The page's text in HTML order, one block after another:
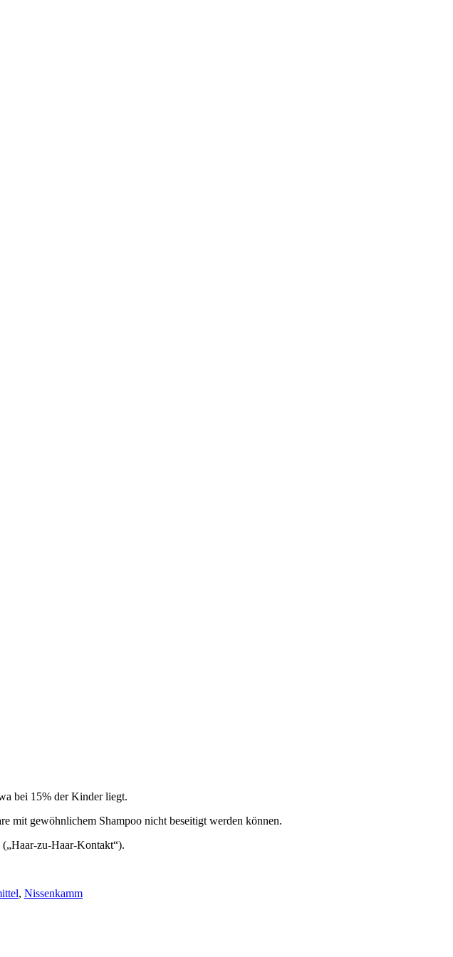
bei 15% der Kinder liegt.
mit gewöhnlichem Shampoo nicht beseitigt werden können.
zu-Haar-Kontakt“).
, Nissenkamm